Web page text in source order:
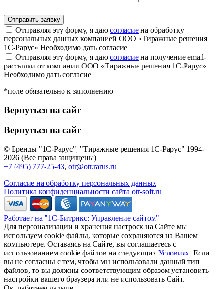
Отправляя эту форму, я даю согласие на обработку
персональных данных компанией ООО «Тиражные решения
1С-Рарус» Необходимо дать согласие
Отправляя эту форму, я даю согласие на получение email-
рассылки от компании ООО «Тиражные решения 1С-Рарус»
Необходимо дать согласие
*поле обязательно к заполнению
Вернуться на сайт
Вернуться на сайт
© Бренды "1С-Рарус", "Тиражные решения 1С-Рарус" 1994-
2026 (Все права защищены)
+7 (495) 777-25-43, otr@otr.rarus.ru
Согласие на обработку персональных данных
Политика конфиденциальности сайта otr-soft.ru
Работает на "1С-Битрикс: Управление сайтом"
Для персонализации и хранения настроек на Сайте мы
используем cookie файлы, которые сохраняются на Вашем
компьютере. Оставаясь на Сайте, вы соглашаетесь с
использованием cookie файлов на следующих Условиях. Если
вы не согласны с тем, чтобы мы использовали данный тип
файлов, то вы должны соответствующим образом установить
настройки вашего браузера или не использовать Сайт.